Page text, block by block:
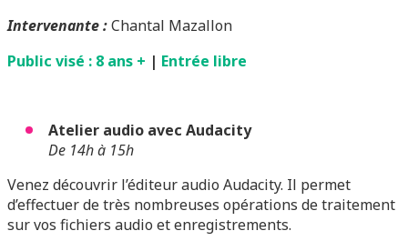
Intervenante:Chantal Mazallon
Public visé : 8 ans + | Entrée libre
Atelier audio avec Audacity
De 14h à 15h
Venez découvrir l’éditeur audio Audacity. Il permet
d’effectuer de très nombreuses opérations de traitement
sur vos fichiers audio et enregistrements.